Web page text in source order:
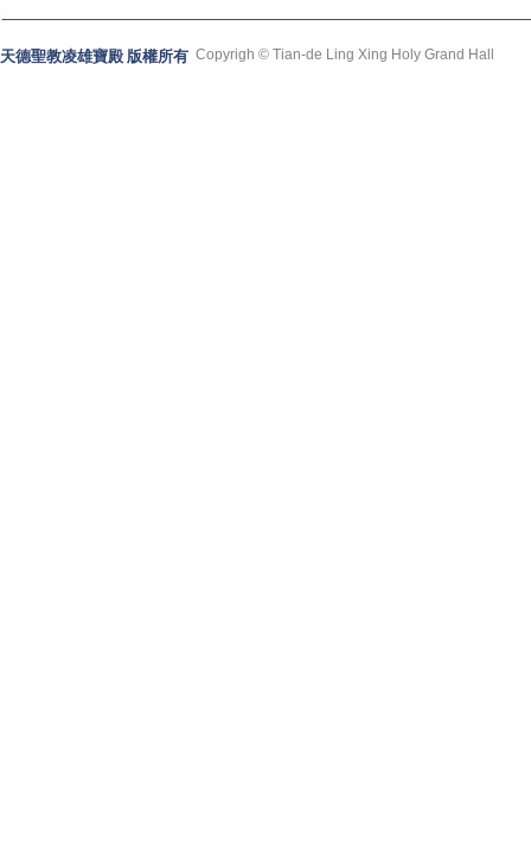
天德聖教凌雄寶殿 版權所有 Copyrigh © Tian-de Ling Xing Holy Grand Hall